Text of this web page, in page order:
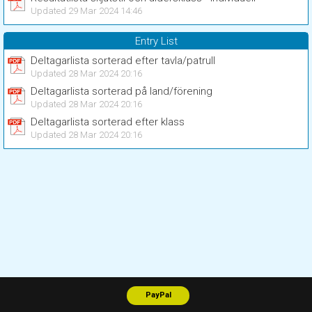
Updated 29 Mar 2024 14:46
Entry List
Deltagarlista sorterad efter tavla/patrull
Updated 28 Mar 2024 20:16
Deltagarlista sorterad på land/förening
Updated 28 Mar 2024 20:16
Deltagarlista sorterad efter klass
Updated 28 Mar 2024 20:16
PayPal